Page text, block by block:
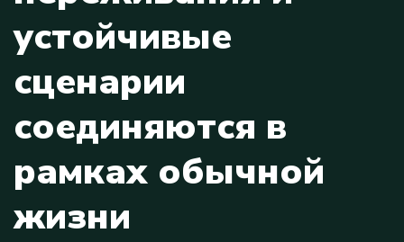
устойчивые
сценарии
соединяются в
рамках обычной
жизни